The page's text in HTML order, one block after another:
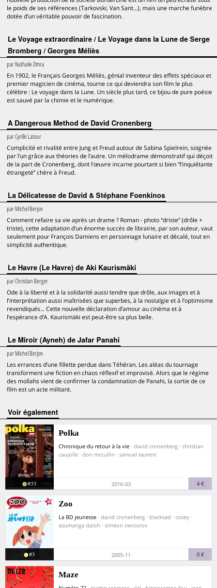
le poids de ses références (Tarkovski, Van Sant...), mais une marche funèbre
dotée d’un véritable pouvoir de fascination.
Le Voyage extraordinaire / Le Voyage dans la Lune de Serge
Bromberg / Georges Méliès
parNathalie Zimra
En 1902, le Français Georges Méliès, génial inventeur des effets spéciaux et
premier magicien de cinéma, tourne ce qui deviendra son film le plus
célèbre : Le voyage dans la Lune. Un siècle plus tard, ce bijou de pure poésie
est sauvé par la chimie et le numérique.
A Dangerous Method de David Cronenberg
parCyrille Latour
Complicité et rivalité entre Jung et Freud autour de Sabina Spielrein, soignée
par l’un grâce aux théories de l’autre. Un mélodrame démonstratif qui déçoit
de la part de Cronenberg, dont l’œuvre incarne pourtant si bien “l’inquiétante
étrangeté” chère à Freud.
La Délicatesse de David & Stéphane Foenkinos
parMichel Berjon
Comment refaire sa vie après un drame ? Roman - photo “driste” (drôle +
triste), cette adaptation d’un énorme succès de librairie, par son auteur, vaut
seulement pour François Damiens en personnage lunaire et décalé, tout en
simplicité authentique.
Le Havre (Le Havre) de Aki Kaurismäki
parChristian Berger
Ode à la liberté et à la solidarité aussi tendre que drôle, aux images et à
l’interprétation aussi maîtrisées que superbes, à la nostalgie et à l’optimisme
revendiqués... Cette nouvelle déclaration d’amour au cinéma et à
l’espérance d’A. Kaurismäki est peut-être sa plus belle.
Le Miroir (Ayneh) de Jafar Panahi
parMichel Berjon
Les errances d’une fillette perdue dans Téhéran. Les aléas du tournage
transforment une fiction en chaos réflexif et improvisé. Alors que le régime
des mollahs vient de confirmer la condamnation de Panahi, la sortie de ce
film est un acte militant.
voir également
Polka
Chronique du retour à la vie · david cronenberg · christian
caujolle · don mccullin · samuel laurent
#33 2016-03 4 €
Zoo
La BD jeunesse · david cronenberg · blacksad · cosey ·
azumanga daioh · siméon nevzorov
#3 2005-11 0 €
Maze